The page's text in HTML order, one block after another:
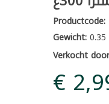
Productcode:
Gewicht:0.35
Verkocht
€